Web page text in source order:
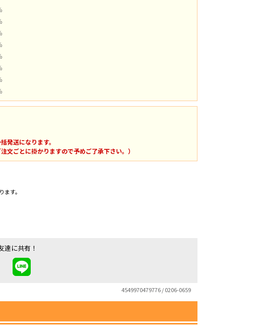
発送になります。
文ごとに掛かりますので予めご了承下さい。）
す。
達に共有！
4549970479776 / 0206-0659